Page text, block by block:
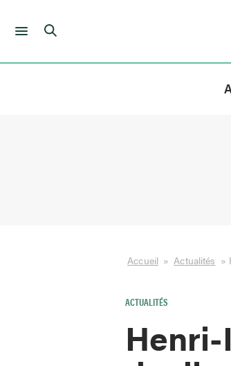
Skip
Accueil » Actualités »
ACTUALITÉS